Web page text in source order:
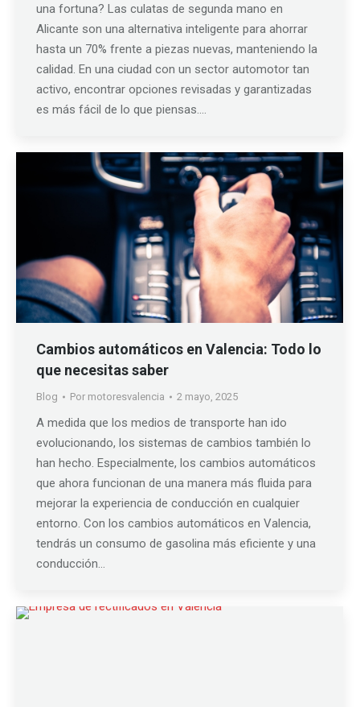
una fortuna? Las culatas de segunda mano en
Alicante son una alternativa inteligente para ahorrar
hasta un 70% frente a piezas nuevas, manteniendo la
calidad. En una ciudad con un sector automotor tan
activo, encontrar opciones revisadas y garantizadas
es más fácil de lo que piensas.…
Cambios automáticos en Valencia: Todo lo
que necesitas saber
Blog Por motoresvalencia 2 mayo, 2025
A medida que los medios de transporte han ido
evolucionando, los sistemas de cambios también lo
han hecho. Especialmente, los cambios automáticos
que ahora funcionan de una manera más fluida para
mejorar la experiencia de conducción en cualquier
entorno. Con los cambios automáticos en Valencia,
tendrás un consumo de gasolina más eficiente y una
conducción…